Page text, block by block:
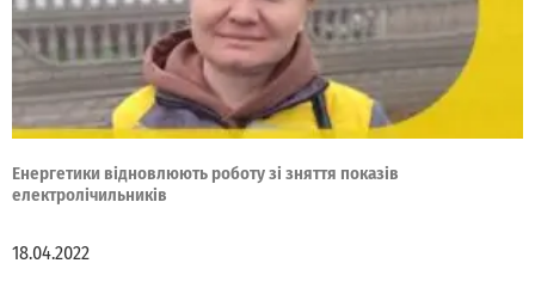
Енергетики відновлюють роботу зі зняття показів
електролічильників
18.04.2022